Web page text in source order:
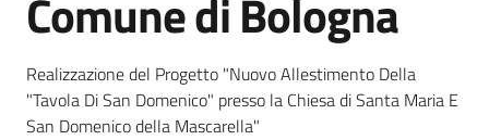
Piani
Programmi
Progetti
Comune di Bologna
Realizzazione del Progetto "Nuovo Allestimento Della
"Tavola Di San Domenico" presso la Chiesa di Santa Maria E
San Domenico della Mascarella"